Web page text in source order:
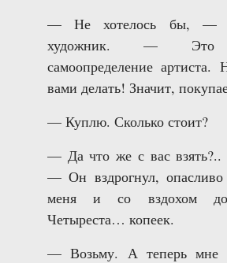
— Не хотелось бы, —
художник. — Это
самоопределение
вами делать! Значит,
— Куплю. Сколько стоит?
— Да что же с вас взять?..
— Он вздрогнул, опасливо
меня и со вздохом
Четыреста… копеек.
— Возьму. А теперь мне